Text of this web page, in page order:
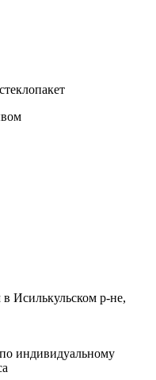
Исилькульском р-не,
индивидуальному